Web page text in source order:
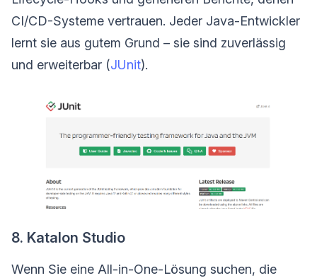
CI/CD-Systeme vertrauen. Jeder Java-Entwickler
lernt sie aus gutem Grund – sie sind zuverlässig
und erweiterbar (JUnit).
8. Katalon Studio
Wenn Sie eine All-in-One-Lösung suchen, die